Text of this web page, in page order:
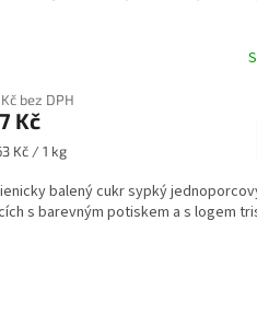
bez DPH
Kč
Kč / 1 kg
balený cukr sypký
s barevným potiskem a s logem